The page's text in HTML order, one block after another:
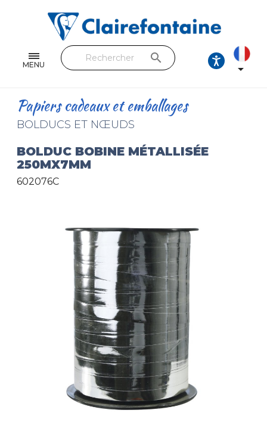
MENU
Feuilles & Copies
Beaux-arts & Dessin
Loisirs créatifs
Papiers cadeaux et emballages
Cuir & trousses
search

Papiers cadeaux et emballages
BOLDUCS ET NŒUDS
BOLDUC BOBINE MÉTALLISÉE
250MX7MM
602076C